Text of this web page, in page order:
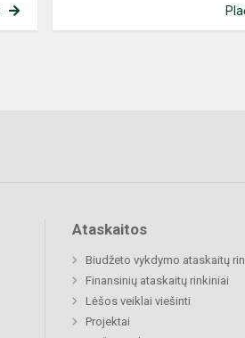
Ataskaitos
Biudžeto vykdymo ataskaitų
Finansinių ataskaitų rinkiniai
Lėšos veiklai viešinti
Projektai